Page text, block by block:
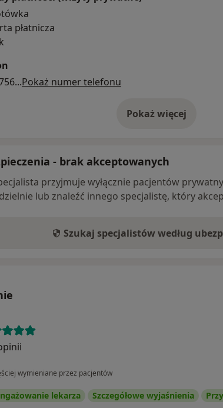
płatnicza
Pokaż numer telefonu
Pokaż więcej
o adresie
- brak akceptowanych
przyjmuje wyłącznie pacjentów
lub znaleźć innego specjalistę, który
Szukaj specjalistów według
wymieniane przez pacjentów
lekarza Szczegółowe wyjaśnienia